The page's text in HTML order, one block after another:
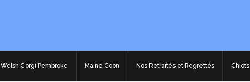
Welsh Corgi Pembroke Maine Coon Nos Retraités et Regrettés Chiots